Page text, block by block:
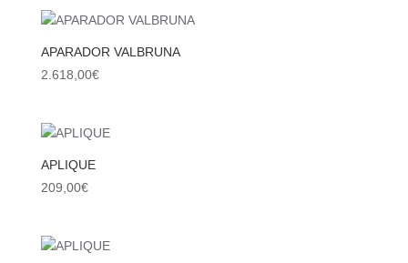
APARADOR VALBRUNA
2.618,00€
APLIQUE
209,00€